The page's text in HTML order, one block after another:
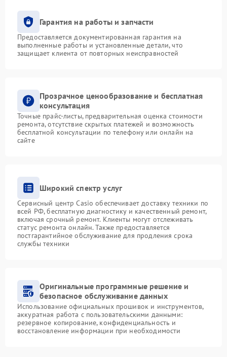
Гарантия на работы и запчасти
Предоставляется документированная гарантия на
выполненные работы и установленные детали, что
защищает клиента от повторных неисправностей
Прозрачное ценообразование и бесплатная
консультация
Точные прайс-листы, предварительная оценка стоимости
ремонта, отсутствие скрытых платежей и возможность
бесплатной консультации по телефону или онлайн на
сайте
Широкий спектр услуг
Сервисный центр Casio обеспечивает доставку техники по
всей РФ, бесплатную диагностику и качественный ремонт,
включая срочный ремонт. Клиенты могут отслеживать
статус ремонта онлайн. Также предоставляется
постгарантийное обслуживание для продления срока
службы техники
Оригинальные программные решение и
безопасное обслуживание данных
Использование официальных прошивок и инструментов,
аккуратная работа с пользовательскими данными:
резервное копирование, конфиденциальность и
восстановление информации при необходимости